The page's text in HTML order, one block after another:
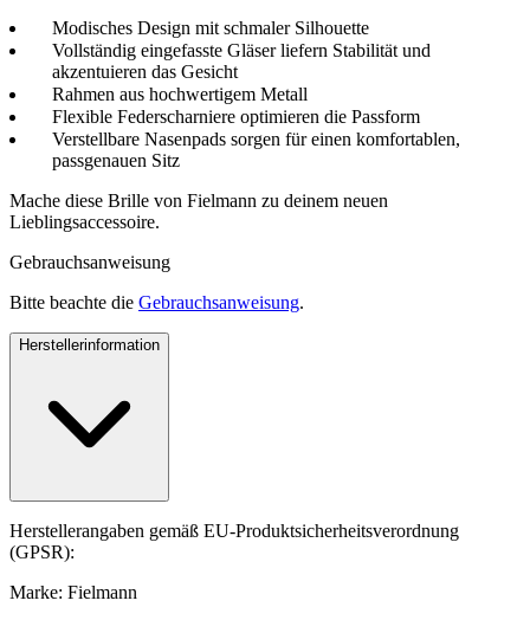
Modisches Design mit schmaler Silhouette
Vollständig eingefasste Gläser liefern Stabilität und
akzentuieren das Gesicht
Rahmen aus hochwertigem Metall
Flexible Federscharniere optimieren die Passform
Verstellbare Nasenpads sorgen für einen komfortablen,
passgenauen Sitz
Mache diese Brille von Fielmann zu deinem neuen
Lieblingsaccessoire.
Gebrauchsanweisung
Bitte beachte die Gebrauchsanweisung.
Herstellerinformation
Herstellerangaben gemäß EU-Produktsicherheitsverordnung
(GPSR):
Marke: Fielmann